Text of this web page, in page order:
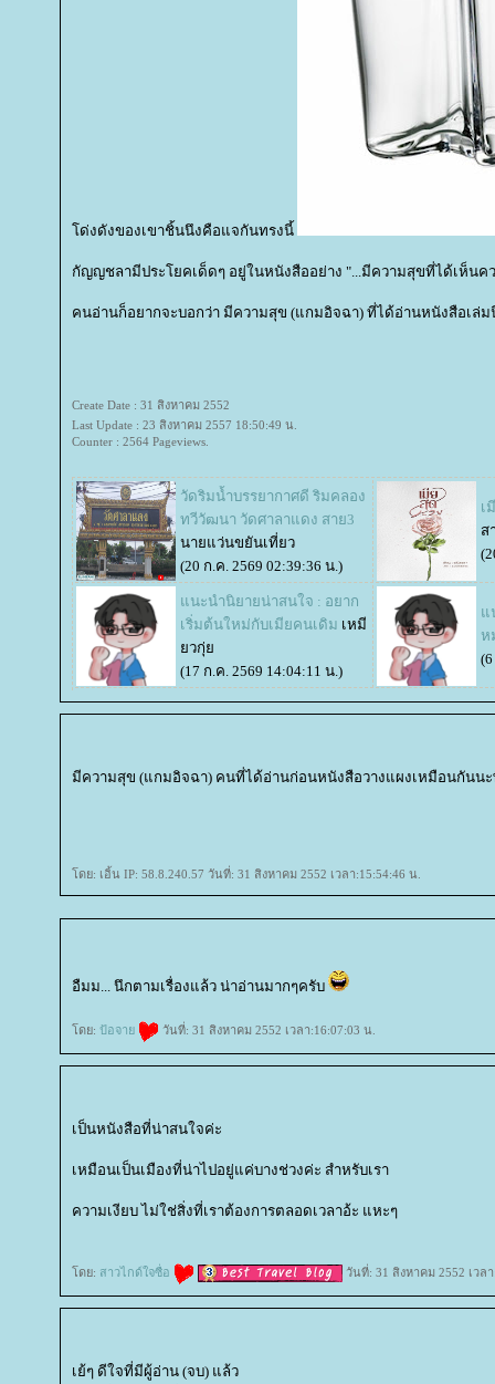
ด่งดังของเขาชิ้นนึงคือแจกันทรงนี้
กัญญชลามีประโยคเด็ดๆ อยู่ในหนังสืออย่าง "...มีความสุขที่ได้เห็นค
คนอ่านก็อยากจะบอกว่า มีความสุข (แกมอิจฉา) ที่ได้อ่านหนังสือเล่ม
Create Date : 31 สิงหาคม 2552
Last Update : 23 สิงหาคม 2557 18:50:49 น.
Counter : 2564 Pageviews.
วัดริมน้ำบรรยากาศดี ริมคลอง
ทวีวัฒนา วัดศาลาแดง สาย3
นายแว่นขยันเที่ยว
(20 ก.ค. 2569 02:39:36 น.)
เ
ส
นะนำนิยายน่าสนใจ : อยาก
เริ่มต้นใหม่กับเมียคนเดิม เหมี
วกุ่
(17 ก.ค. 2569 14:04:11 น.)
น
ห
มีความสุข (แกมอิจฉา) คนที่ได้อ่านก่อนหนังสือวางแผงเหมือนกันนะ
ดย: เอิ้น IP: 58.8.240.57 วันที่: 31 สิงหาคม 2552 เวลา:15:54:46 น.
อืมม... นึกตามเรื่องแล้ว น่าอ่านมากๆครับ
ดย: ป้อจา วันที่: 31 สิงหาคม 2552 เวลา:16:07:03 น.
เป็นหนังสือที่น่าสนใจค่ะ
เหมือนเป็นเมืองที่น่าไปอยู่แค่บางช่วงค่ะ สำหรับเรา
ความเงียบ ไม่ใช่สิ่งที่เราต้องการตลอดเวลาอ้ะ แหะๆ
ดย: สาวไกด์ใจซื่อ วันที่: 31 สิงหาคม 2552 เวล
เย้ๆ ดีใจที่มีผู้อ่าน (จบ) แล้ว